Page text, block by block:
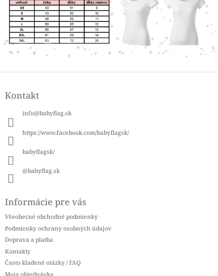
pKontakt
info@babyflag.sk
https://www.facebook.com/babyflagsk/
babyflagsk/
@babyflag.sk
Informácie pre vás
Všeobecné obchodné podmienky
Podmienky ochrany osobných údajov
Doprava a platba
Kontakty
Často kladené otázky / FAQ
Moja objednávka